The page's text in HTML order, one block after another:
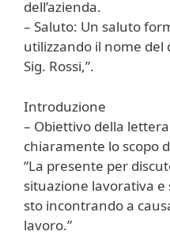
dell’azienda.
– Saluto: Un saluto
utilizzando il nome del
Sig. Rossi,”.
Introduzione
– Obiettivo della
chiaramente lo scopo
“La presente per
situazione lavorativa
sto incontrando a
lavoro.”